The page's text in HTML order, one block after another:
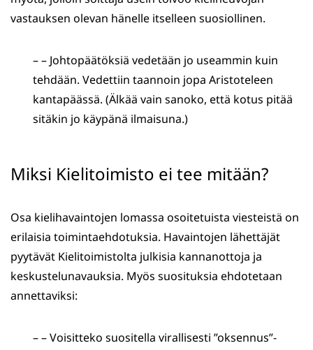
vastauksen olevan hänelle itselleen suosiollinen.
– – Johtopäätöksiä vedetään jo useammin kuin
tehdään. Vedettiin taannoin jopa Aristoteleen
kantapäässä. (Älkää vain sanoko, että kotus pitää
sitäkin jo käypänä ilmaisuna.)
Miksi Kielitoimisto ei tee mitään?
Osa kielihavaintojen lomassa osoitetuista viesteistä on
erilaisia toimintaehdotuksia. Havaintojen lähettäjät
pyytävät Kielitoimistolta julkisia kannanottoja ja
keskustelunavauksia. Myös suosituksia ehdotetaan
annettaviksi:
– – Voisitteko suositella virallisesti ”oksennus”-